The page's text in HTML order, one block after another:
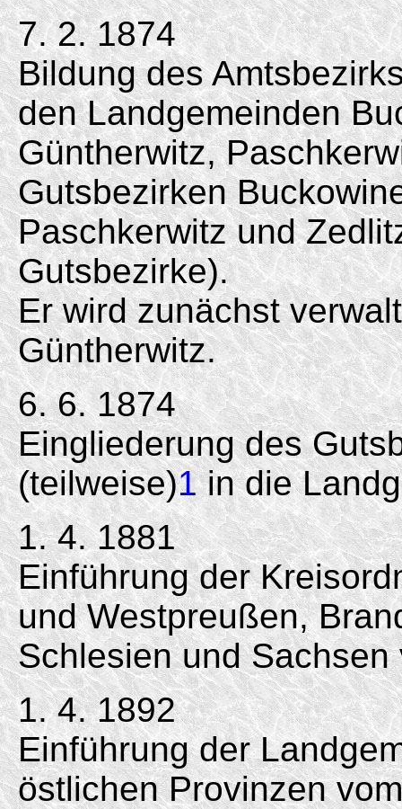
7. 2. 1874
Bildung des
den Landgemeinden
Güntherwitz,
Gutsbezirken
Paschkerwitz und
Gutsbezirke).
Er wird zunächst
Güntherwitz.
6. 6. 1874
Eingliederung des
(teilweise)1in die
1. 4. 1881
Einführung der
und Westpreußen,
Schlesien und
1. 4. 1892
Einführung der
östlichen Provinzen